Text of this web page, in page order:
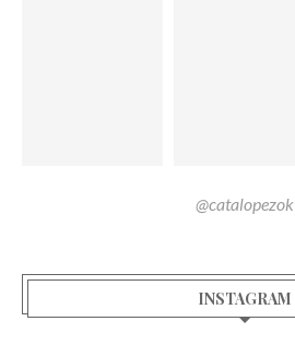
@catalopezok
INSTAGRAM